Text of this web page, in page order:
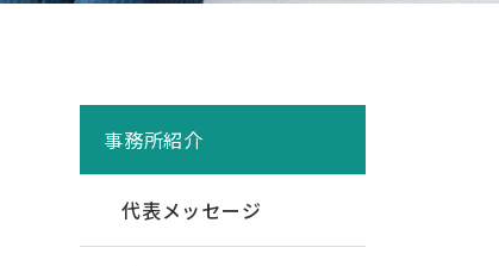
事務所紹介
代表メッセージ